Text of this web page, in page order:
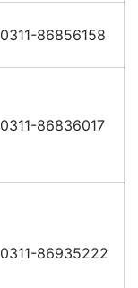
0311-86856158
0311-86836017
0311-86935222